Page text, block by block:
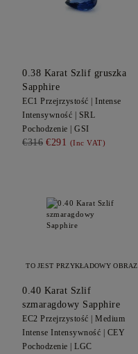
0.38 Karat Szlif gruszka
Sapphire
EC1 Przejrzystość | Intense
Intensywność | SRL
Pochodzenie | GSI
€316 €291 (Inc VAT)
TO JEST PRZYKŁADOWY OBRAZ
0.40 Karat Szlif
szmaragdowy Sapphire
EC2 Przejrzystość | Medium
Intense Intensywność | CEY
Pochodzenie | LGC